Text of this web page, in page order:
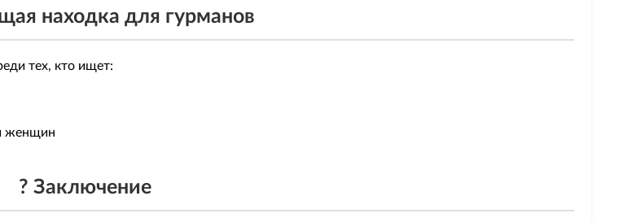
находка для гурманов
тех, кто ищет:
женщин
? Заключение